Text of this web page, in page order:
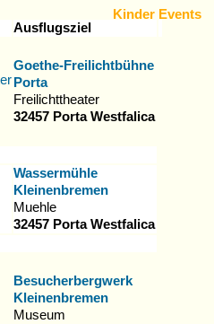
Kinder Events
Ausflugsziel
Goethe-Freilichtbühne
Porta
Freilichttheater
32457 Porta Westfalica
Wassermühle
Kleinenbremen
Muehle
32457 Porta Westfalica
Besucherbergwerk
Kleinenbremen
Museum